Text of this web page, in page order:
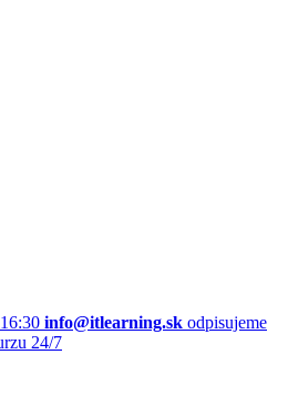
info@itlearning.sk odpisujeme
24/7